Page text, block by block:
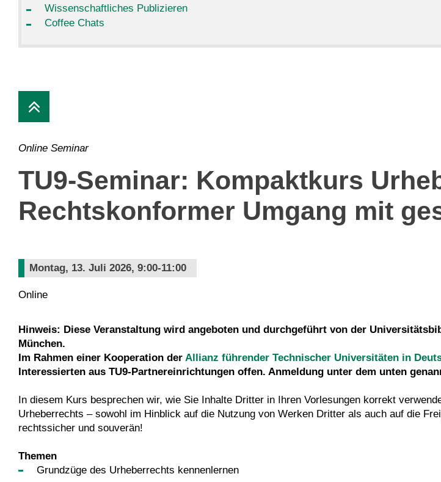
Wissenschaftliches Publizieren
Coffee Chats
Online Seminar
TU9-Seminar: Kompaktkurs
Rechtskonformer Umgang mit
Montag, 13. Juli 2026, 9:00-11:00
Online
Hinweis: Diese Veranstaltung wird angeboten und durchgeführt von der
München.
Im Rahmen einer Kooperation derAllianz führender Technischer Universitäten in
Interessierten aus TU9-Partnereinrichtungen offen. Anmeldung unter dem unten
In diesem Kurs besprechen wir, wie Sie Inhalte Dritter in Ihren Vorlesungen korrekt
Urheberrechts – sowohl im Hinblick auf die Nutzung von Werken Dritter als auch auf die
rechtssicher und souverän!
Themen
Grundzüge des Urheberrechts kennenlernen